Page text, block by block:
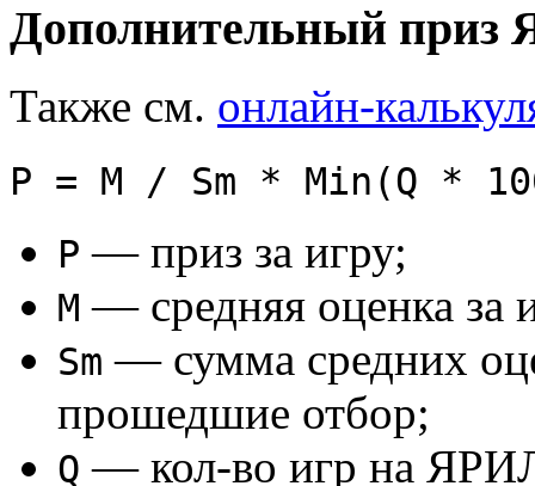
Дополнительный
Также см. онлайн-
P = M / Sm * Min(Q *
P — приз за игру;
M — средняя оценка за
Sm — сумма средних
прошедшие отбор;
Q — кол-во игр на